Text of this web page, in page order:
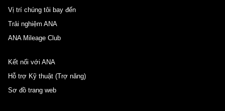
Vị trí chúng tôi bay đến
Trải nghiệm ANA
ANA Mileage Club
Kết nối với ANA
Hỗ trợ Kỹ thuật (Trợ năng)
Sơ đồ trang web